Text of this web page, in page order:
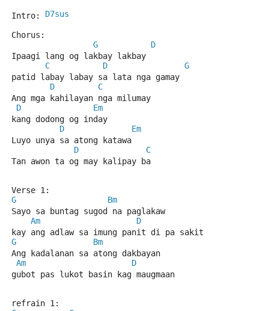
Intro: D7sus
Chorus:
G
D
Ipaagi lang og lakbay lakbay
C
D
G
patid labay labay sa lata nga gamay
D
C
Ang mga kahilayan nga milumay
D
Em
kang dodong og inday
D
Em
Luyo unya sa atong katawa
D
C
Tan awon ta og may kalipay ba
Verse 1:
G
Bm
Sayo sa buntag sugod na paglakaw
Am
D
kay ang adlaw sa imung panit di pa sakit
G
Bm
Ang kadalanan sa atong dakbayan
Am
D
gubot pas lukot basin kag maugmaan
refrain 1: